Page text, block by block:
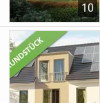
10